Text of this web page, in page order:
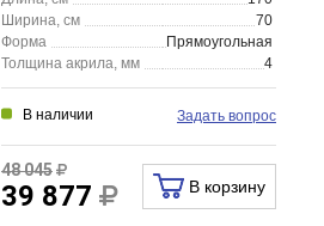
Ширина, см
70
Форма
Прямоугольная
Толщина акрила, мм
4
В наличии Задать вопрос
48 045
39 877 В корзину